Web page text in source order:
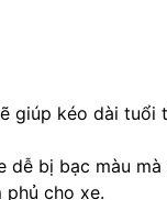
giúp kéo dài tuổi
bị bạc màu
cho xe.